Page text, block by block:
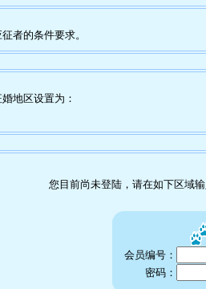
者的条件要求。
地区设置为：
您目前尚未登陆，请在如下区域
会员编号：
密码：